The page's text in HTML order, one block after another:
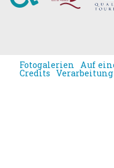
Fotogalerien Auf
Credits